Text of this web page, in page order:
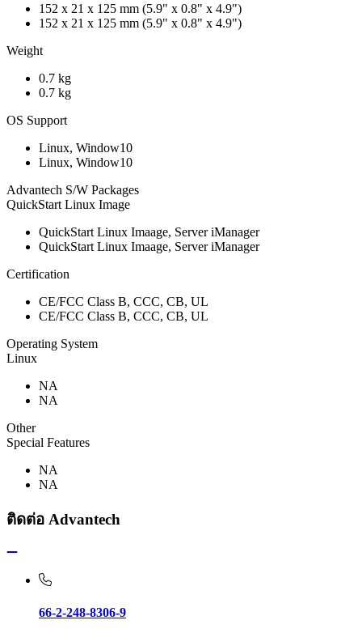
152 x 21 x 125 mm (5.9" x 0.8" x 4.9")
152 x 21 x 125 mm (5.9" x 0.8" x 4.9")
Weight
0.7 kg
0.7 kg
OS Support
Linux, Window10
Linux, Window10
Advantech S/W Packages
QuickStart Linux Image
QuickStart Linux Imaage, Server iManager
QuickStart Linux Imaage, Server iManager
Certification
CE/FCC Class B, CCC, CB, UL
CE/FCC Class B, CCC, CB, UL
Operating System
Linux
NA
NA
Other
Special Features
NA
NA
ติดต่อ Advantech
66-2-248-8306-9